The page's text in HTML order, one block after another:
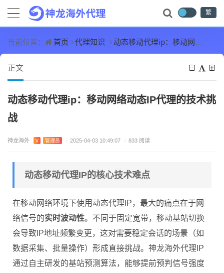
繁
当前位置： 首页 代理知识 动态移动代理ip：移动网络动态IP代理的技术挑战
正文
动态移动代理ip：移动网络动态IP代理的技术挑
战
神龙海外 V 管理员 / 2025-04-03 10:49:07 / 833 阅读
动态移动代理IP的核心技术难点
在移动网络环境下使用动态代理IP，最大的痛点在于网
络信号的实时波动性。不同于固定宽带，移动基站切换
会导致IP地址频繁变更，这对需要稳定会话的场景（如
数据采集、批量操作）形成直接挑战。神龙海外代理IP
通过自主研发的基站预测算法，能够提前预判信号强度